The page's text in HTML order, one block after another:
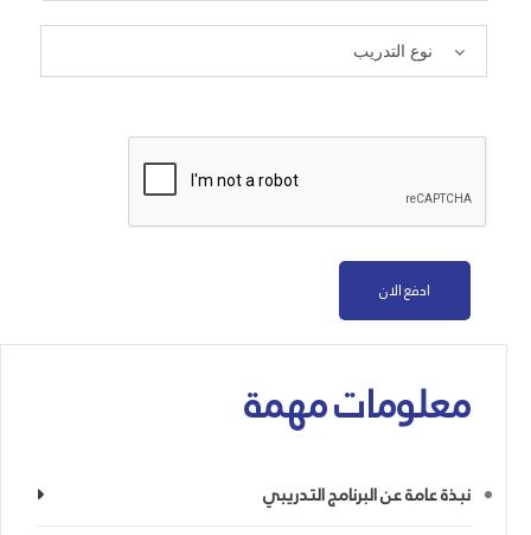
معلومات مهمة
نبذة عامة عن البرنامج التدريبي
نوع التدريب
ادفع الان